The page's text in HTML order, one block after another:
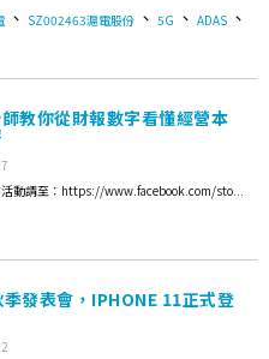
、 SZ002463滬電股份 、 5G 、 ADAS 、
師教你從財報數字看懂經營本
活動請至：https://www.facebook.com/sto...
季發表會，IPHONE 11正式登